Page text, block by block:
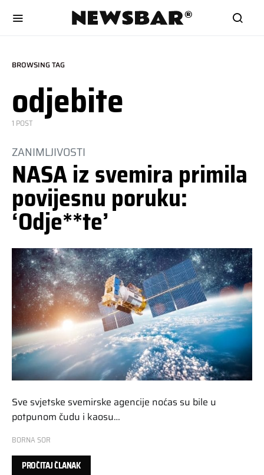
BROWSING TAG
odjebite
1 POST
ZANIMLJIVOSTI
NASA iz svemira primila
povijesnu poruku:
‘Odje**te’
Sve svjetske svemirske agencije noćas su bile u
potpunom čudu i kaosu…
BORNA SOR
PROČITAJ ČLANAK